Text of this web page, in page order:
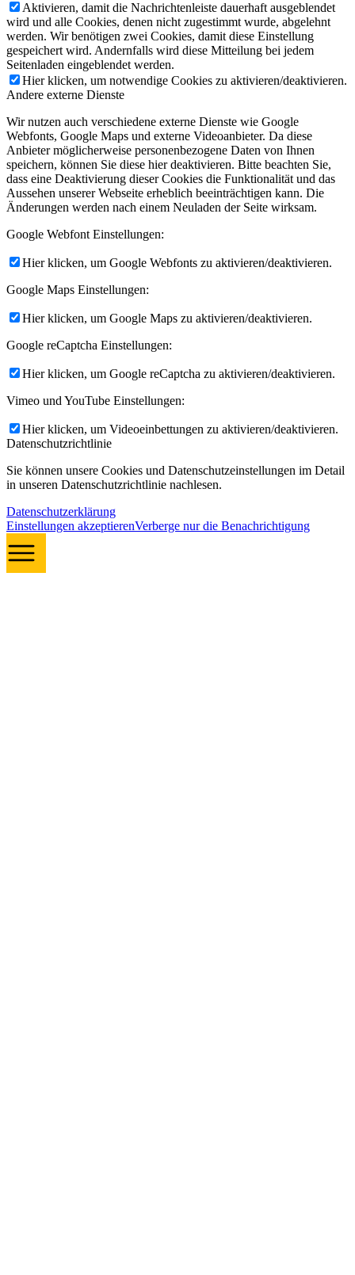
Aktivieren, damit die Nachrichtenleiste dauerhaft ausgeblendet
wird und alle Cookies, denen nicht zugestimmt wurde, abgelehnt
werden. Wir benötigen zwei Cookies, damit diese Einstellung
gespeichert wird. Andernfalls wird diese Mitteilung bei jedem
Seitenladen eingeblendet werden.
Hier klicken, um notwendige Cookies zu aktivieren/deaktivieren.
Andere externe Dienste
Wir nutzen auch verschiedene externe Dienste wie Google
Webfonts, Google Maps und externe Videoanbieter. Da diese
Anbieter möglicherweise personenbezogene Daten von Ihnen
speichern, können Sie diese hier deaktivieren. Bitte beachten Sie,
dass eine Deaktivierung dieser Cookies die Funktionalität und das
Aussehen unserer Webseite erheblich beeinträchtigen kann. Die
Änderungen werden nach einem Neuladen der Seite wirksam.
Google Webfont Einstellungen:
Hier klicken, um Google Webfonts zu aktivieren/deaktivieren.
Google Maps Einstellungen:
Hier klicken, um Google Maps zu aktivieren/deaktivieren.
Google reCaptcha Einstellungen:
Hier klicken, um Google reCaptcha zu aktivieren/deaktivieren.
Vimeo und YouTube Einstellungen:
Hier klicken, um Videoeinbettungen zu aktivieren/deaktivieren.
Datenschutzrichtlinie
Sie können unsere Cookies und Datenschutzeinstellungen im Detail
in unseren Datenschutzrichtlinie nachlesen.
Datenschutzerklärung
Einstellungen akzeptierenVerberge nur die Benachrichtigung